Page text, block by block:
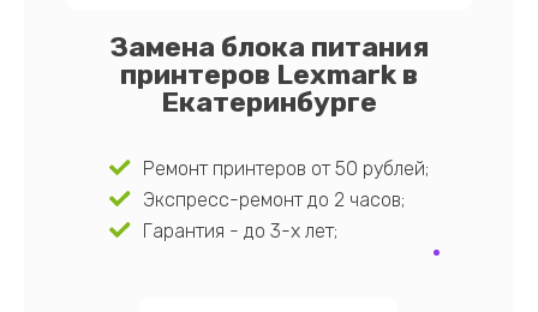
Замена блока питания
принтеров Lexmark в
Екатеринбурге
Ремонт принтеров от 50 рублей;
Экспресс-ремонт до 2 часов;
Гарантия - до 3-х лет;